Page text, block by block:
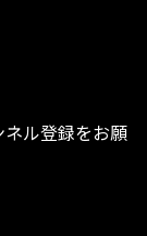
ル登録をお願